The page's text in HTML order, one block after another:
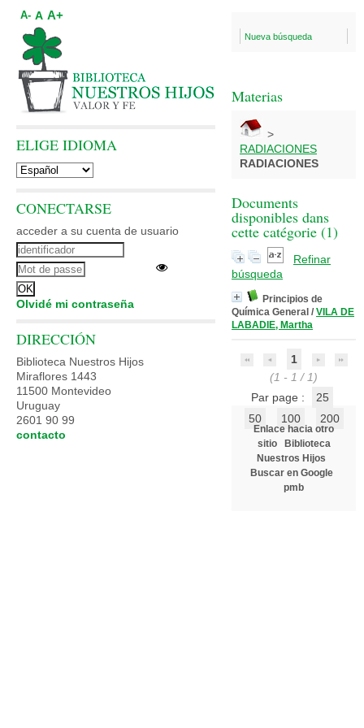
Nueva búsqueda
Materias
>
RADIACIONES
RADIACIONES
Documents
disponibles dans
cette catégorie (1)
Refinar
búsqueda
Principios de
Química General / VILA DE
LABADIE, Martha
1
(1 - 1 / 1)
Par page :
25
50
100 200
Enlace hacia otro
sitio
Biblioteca
Nuestros Hijos
Buscar en Google
pmb
A- A A+
ELIGE IDIOMA
CONECTARSE
acceder a su cuenta de usuario
Olvidé mi contraseña
DIRECCIÓN
Biblioteca Nuestros Hijos
Miraflores 1443
11500 Montevideo
Uruguay
2601 90 99
contacto